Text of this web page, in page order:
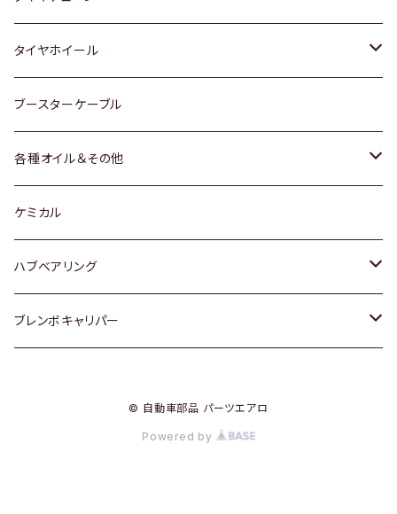
スバル
レクサス
三菱
スバル
ダイハツ
マツダ
三菱
スバル
ダイハツ
スバル
日産
ダイハツ
マツダ
日産
ダイハツ
マツダ
スバル
マツダ
タイヤホイール
トヨタ
ホンダ
スズキ
日産
ダイハツ
ブースターケーブル
各種オイル＆その他
ディーデル洗浄添加剤
ケミカル
ハブベアリング
トヨタ
ブレンボキャリパー
© 自動車部品 パーツエアロ
Powered by